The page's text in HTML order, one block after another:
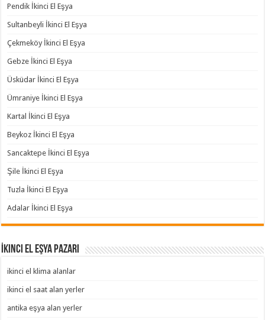
Pendik İkinci El Eşya
Sultanbeyli İkinci El Eşya
Çekmeköy İkinci El Eşya
Gebze İkinci El Eşya
Üsküdar İkinci El Eşya
Ümraniye İkinci El Eşya
Kartal İkinci El Eşya
Beykoz İkinci El Eşya
Sancaktepe İkinci El Eşya
Şile İkinci El Eşya
Tuzla İkinci El Eşya
Adalar İkinci El Eşya
İkinci El Eşya Pazarı
ikinci el klima alanlar
ikinci el saat alan yerler
antika eşya alan yerler